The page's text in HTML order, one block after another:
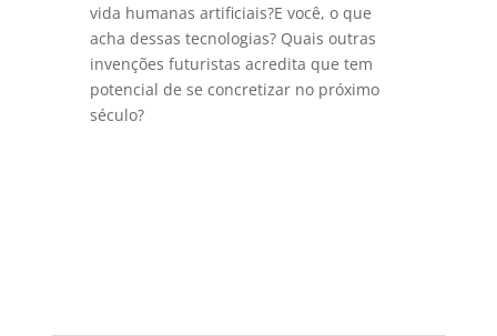
vida humanas artificiais?E você, o que
acha dessas tecnologias? Quais outras
invenções futuristas acredita que tem
potencial de se concretizar no próximo
século?